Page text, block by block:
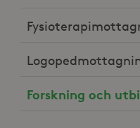
Forskning och